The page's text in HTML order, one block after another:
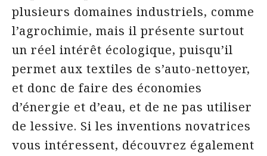
plusieurs domaines industriels, comme
l’agrochimie, mais il présente surtout
un réel intérêt écologique, puisqu’il
permet aux textiles de s’auto-nettoyer,
et donc de faire des économies
d’énergie et d’eau, et de ne pas utiliser
de lessive. Si les inventions novatrices
vous intéressent, découvrez également